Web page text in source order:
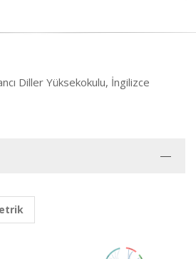
Diller Yüksekokulu, İngilizce